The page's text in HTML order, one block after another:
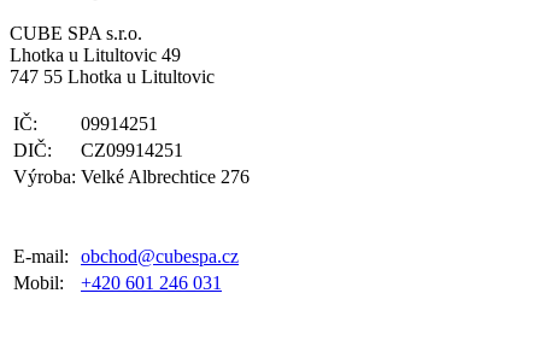
CUBE SPA s.r.o.
Lhotka u Litultovic 49
747 55 Lhotka u Litultovic
IČ:
09914251
DIČ:
CZ09914251
Výroba: Velké Albrechtice 276
E-mail:
obchod@cubespa.cz
Mobil:
+420 601 246 031